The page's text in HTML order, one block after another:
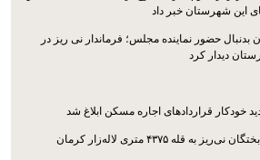
این شهرستان خبر داد
بدنبال حضور نماینده مجلس؛ فرماندار نی ریز در
دیدار کرد
خودکار قراردادهای اجاره مسکن ابلاغ شد
۴۳۷۵ متری لاله‌زار کرمان